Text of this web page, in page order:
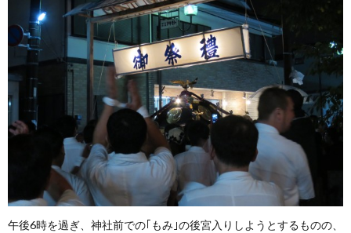
午後6時を過ぎ、神社前での｢もみ｣の後宮入りしようとするものの、